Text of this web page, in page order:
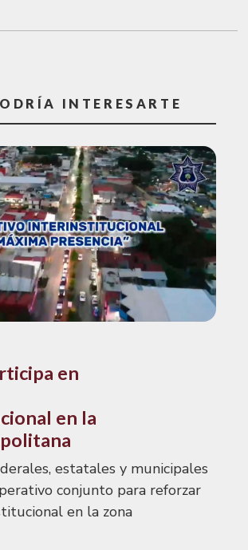
INTERESARTE
en
en la
estatales y municipales
conjunto para reforzar
en la zona